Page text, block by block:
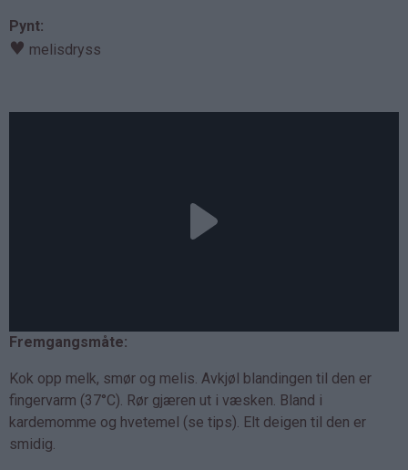
Pynt:
♥ melisdryss
Fremgangsmåte:
Kok opp melk, smør og melis. Avkjøl blandingen til den er
fingervarm (37°C). Rør gjæren ut i væsken. Bland i
kardemomme og hvetemel (se tips). Elt deigen til den er
smidig.